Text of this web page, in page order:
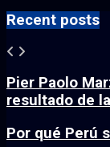
Recent posts
Pier Paolo
resultado de
Por qué Perú